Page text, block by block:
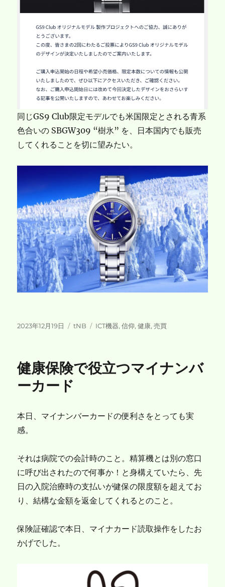
同じGS9 Club限定モデルでも米国限定とされる青系
色合いの SBGW309 “樹氷” を、日本国内でも販売
してくれることを切に望みたい。
投
2023年12月19日
カ
ー
tNB
タ
ICT機器,信仰,健康,売買
健康保険で役立つマイナンバ
ーカード
本日、マイナンバーカードの便利さをとっても実
感。
それは病院での会計時のこと。精算機とは別の窓口
に呼び出されたので何事か！と身構えていたら、先
日の入院治療時の支払いが健保の限度額を超えてお
り、結構な金額を返金してくれるとのこと。
保険証確認で本日、マイナカード読取操作をしたお
かげでした。